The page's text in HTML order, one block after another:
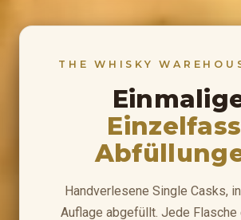
THE WHISKY
Handverlesene Single Casks,
Auflage abgefüllt. Jede Flasche